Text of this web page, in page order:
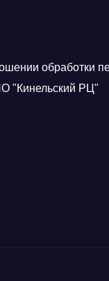
обработки
"Кинельский РЦ"